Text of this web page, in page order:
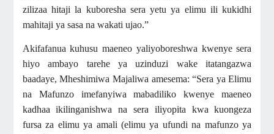
zilizaa hitaji la kuboresha sera yetu ya elimu ili kukidhi
mahitaji ya sasa na wakati ujao.”
Akifafanua kuhusu maeneo yaliyoboreshwa kwenye sera
hiyo ambayo tarehe ya uzinduzi wake itatangazwa
baadaye, Mheshimiwa Majaliwa amesema: “Sera ya Elimu
na Mafunzo imefanyiwa mabadiliko kwenye maeneo
kadhaa ikilinganishwa na sera iliyopita kwa kuongeza
fursa za elimu ya amali (elimu ya ufundi na mafunzo ya